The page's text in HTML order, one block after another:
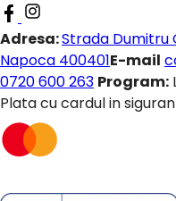
Adresa:Strada Dumitru
Napoca 400401E-mail
0720 600 263 Program:
Plata cu cardul in